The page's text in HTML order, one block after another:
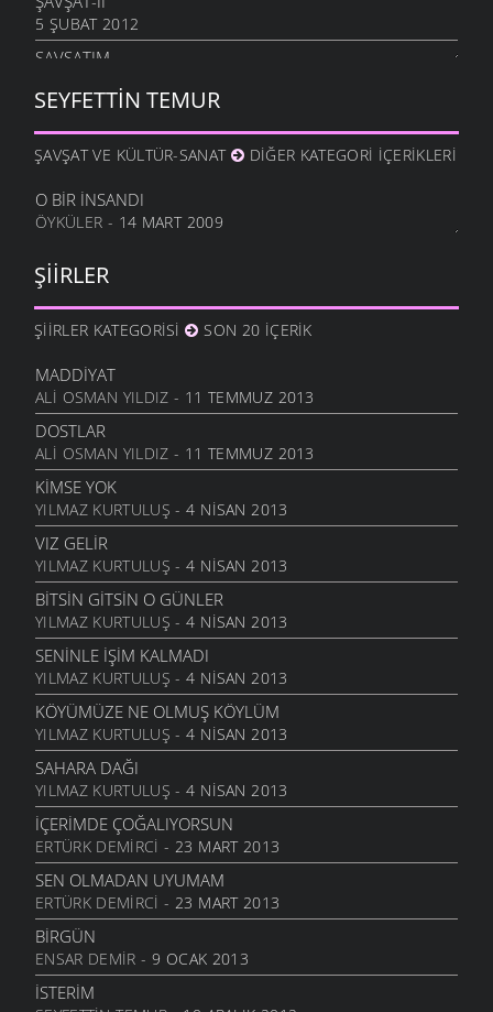
5 ŞUBAT 2012
ŞAVŞATIM
METINE
17 OCAK 2012
HALA OĞLU
31 ARALIK 2011
NE OLUR OĞUL
DURDUM
10 ARALIK 2011
ANAM
HESLER
27 KASIM 2011
BILEMEDIM
24 KASIM 2011
VARDIR
5 KASIM 2011
TOPRAKTIR
5 KASIM 2011
BITTI ÖĞRETMENIM
22 AĞUSTOS 2011
GENÇIYAN
15 AĞUSTOS 2011
ALDIRMA GÜLÜM
13 AĞUSTOS 2011
BENDE VARIM
24 TEMMUZ 2011
SARI KIZ
16 TEMMUZ 2011
GELIN CANLAR
3 TEMMUZ 2011
ARTVINIM II
29 HAZIRAN 2011
SEYFETTIN TEMUR
ŞAVŞAT VE KÜLTÜR-SANAT DIĞER KATEGORI İÇERIKLERI
O BIR İNSANDI
ÖYKÜLER - 14 MART 2009
ŞIIRLER
ŞIIRLER KATEGORISI SON 20 İÇERIK
MADDIYAT
ALI OSMAN YILDIZ - 11 TEMMUZ 2013
DOSTLAR
ALI OSMAN YILDIZ - 11 TEMMUZ 2013
KIMSE YOK
YILMAZ KURTULUŞ - 4 NISAN 2013
VIZ GELIR
YILMAZ KURTULUŞ - 4 NISAN 2013
BITSIN GITSIN O GÜNLER
YILMAZ KURTULUŞ - 4 NISAN 2013
SENINLE İŞIM KALMADI
YILMAZ KURTULUŞ - 4 NISAN 2013
KÖYÜMÜZE NE OLMUŞ KÖYLÜM
YILMAZ KURTULUŞ - 4 NISAN 2013
SAHARA DAĞI
YILMAZ KURTULUŞ - 4 NISAN 2013
İÇERIMDE ÇOĞALIYORSUN
ERTÜRK DEMIRCI - 23 MART 2013
SEN OLMADAN UYUMAM
ERTÜRK DEMIRCI - 23 MART 2013
BIRGÜN
ENSAR DEMIR - 9 OCAK 2013
İSTERIM